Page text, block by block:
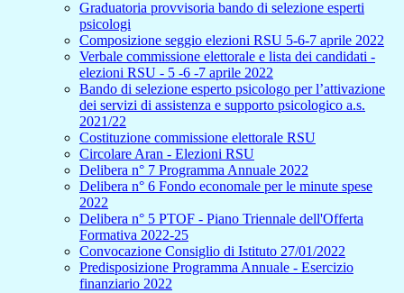
Graduatoria provvisoria bando di selezione esperti
psicologi
Composizione seggio elezioni RSU 5-6-7 aprile 2022
Verbale commissione elettorale e lista dei candidati -
elezioni RSU - 5 -6 -7 aprile 2022
Bando di selezione esperto psicologo per l’attivazione
dei servizi di assistenza e supporto psicologico a.s.
2021/22
Costituzione commissione elettorale RSU
Circolare Aran - Elezioni RSU
Delibera n° 7 Programma Annuale 2022
Delibera n° 6 Fondo economale per le minute spese
2022
Delibera n° 5 PTOF - Piano Triennale dell'Offerta
Formativa 2022-25
Convocazione Consiglio di Istituto 27/01/2022
Predisposizione Programma Annuale - Esercizio
finanziario 2022